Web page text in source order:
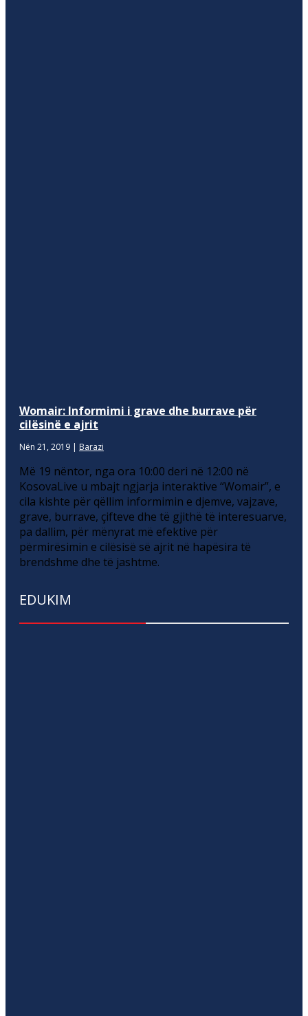
Womair: Informimi i grave dhe burrave për
cilësinë e ajrit
Nën 21, 2019 | Barazi
Më 19 nëntor, nga ora 10:00 deri në 12:00 në
KosovaLive u mbajt ngjarja interaktive “Womair”, e
cila kishte për qëllim informimin e djemve, vajzave,
grave, burrave, çifteve dhe të gjithë të interesuarve,
pa dallim, për mënyrat më efektive për
përmirësimin e cilësisë së ajrit në hapësira të
brendshme dhe të jashtme.
EDUKIM